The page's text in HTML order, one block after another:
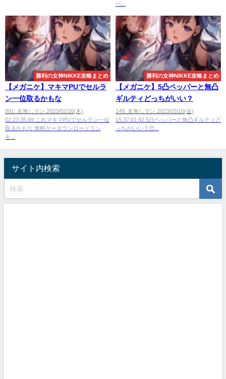
ベ...
勝利の女神NIKKE攻略まとめ
【メガニケ】マキマPUでセルラ
ン一位取るかもな
891: 名無しマン 2023/02/16(木)
02:23:35.69 これマキマPUでセルラン一位
取るかもな 無料ゲーダウンロードラン
キ...
勝利の女神NIKKE攻略まとめ
【メガニケ】5凸ペッパーと無凸
ギルティどっちがいい？
149: 名無しマン 2023/03/10(金)
15:37:01.92 5凸ペッパーと無凸ギルティど
っちがいい？🥺...
サイト内検索